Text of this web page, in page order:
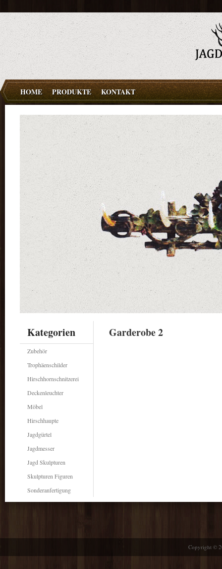
HOME PRODUKTE KONTAKT
Garderobe 2
Kategorien
Zubehör
Trophäenschilder
Hirschhornschnitzerei
Deckenleuchter
Möbel
Hirschhaupte
Jagdgürtel
Jagdmesser
Jagd Skulpturen
Skulpturen Figuren
Sonderanfertigung
Copyright ©